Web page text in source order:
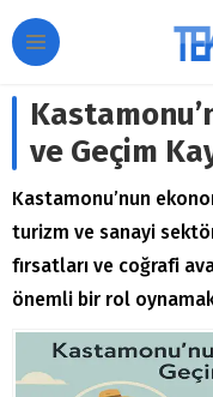
ve Geçim
Kastamonu’nun
turizm ve sanayi
fırsatları ve coğrafi
önemli bir rol